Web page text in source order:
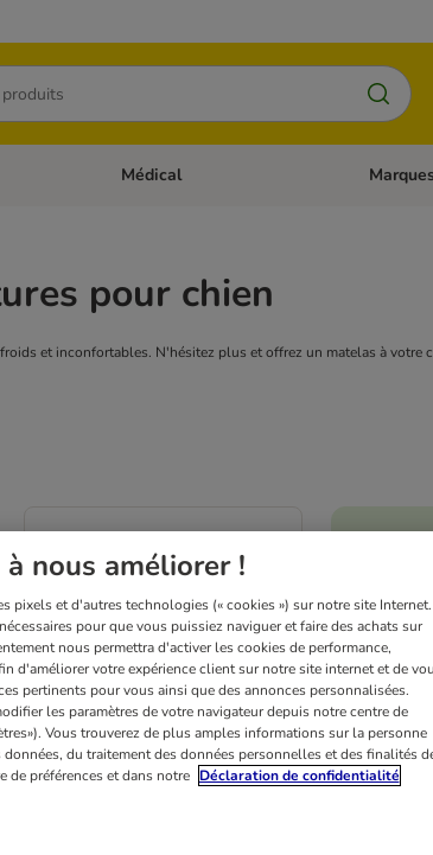
Dérouler les catégories: Autres animaux
Médical Dérouler
pour chien
et inconfortables. N'hésitez plus et offrez un matelas à
5 %
nous améliorer !
pixels et d'autres technologies (« cookies ») sur notre site Internet.
pour que vous puissiez naviguer et faire des achats sur
nous permettra d'activer les cookies de performance,
d'améliorer votre expérience client sur notre site internet et de
pertinents pour vous ainsi que des annonces personnalisées.
les paramètres de votre navigateur depuis notre centre de
Vous trouverez de plus amples informations sur la personne
du traitement des données personnelles et des finalités
de préférences et dans notre Déclaration de confidentialité